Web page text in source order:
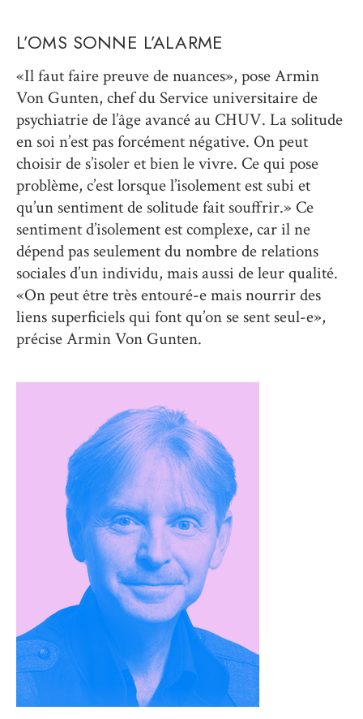
L’OMS SONNE L’ALARME
«Il faut faire preuve de nuances», pose Armin
Von Gunten, chef du Service universitaire de
psychiatrie de l’âge avancé au CHUV. La solitude
en soi n’est pas forcément négative. On peut
choisir de s’isoler et bien le vivre. Ce qui pose
problème, c’est lorsque l’isolement est subi et
qu’un sentiment de solitude fait souffrir.» Ce
sentiment d’isolement est complexe, car il ne
dépend pas seulement du nombre de relations
sociales d’un individu, mais aussi de leur qualité.
«On peut être très entouré-e mais nourrir des
liens superficiels qui font qu’on se sent seul-e»,
précise Armin Von Gunten.